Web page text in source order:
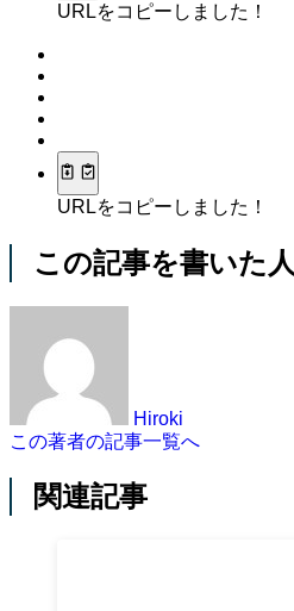
URLをコピーしました！
URLをコピーしました！
この記事を書いた人
Hiroki
この著者の記事一覧へ
関連記事